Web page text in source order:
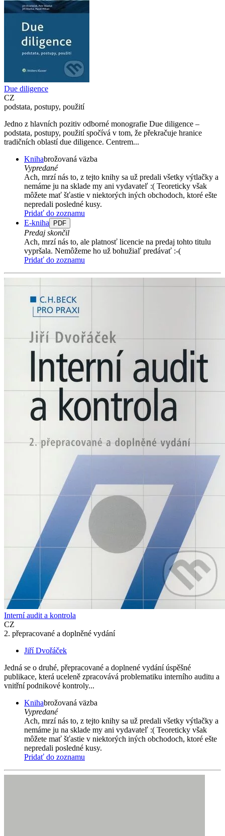
Due diligence
CZ
podstata, postupy, použití
Jedno z hlavních pozitiv odborné monografie Due diligence –
podstata, postupy, použití spočívá v tom, že překračuje hranice
tradičních oblastí due diligence. Centrem...
Knihabrožovaná väzba
Vypredané
Ach, mrzí nás to, z tejto knihy sa už predali všetky výtlačky a
nemáme ju na sklade my ani vydavateľ :( Teoreticky však
môžete mať šťastie v niektorých iných obchodoch, ktoré ešte
nepredali posledné kusy.
Pridať do zoznamu
E-kniha
PDF
Predaj skončil
Ach, mrzí nás to, ale platnosť licencie na predaj tohto titulu
vypršala. Nemôžeme ho už bohužiaľ predávať :-(
Pridať do zoznamu
Interní audit a kontrola
CZ
2. přepracované a doplněné vydání
Jiří Dvořáček
Jedná se o druhé, přepracované a doplnené vydání úspěšné
publikace, která uceleně zpracovává problematiku interního auditu a
vnitřní podnikové kontroly...
Knihabrožovaná väzba
Vypredané
Ach, mrzí nás to, z tejto knihy sa už predali všetky výtlačky a
nemáme ju na sklade my ani vydavateľ :( Teoreticky však
môžete mať šťastie v niektorých iných obchodoch, ktoré ešte
nepredali posledné kusy.
Pridať do zoznamu